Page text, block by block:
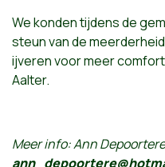
We konden tijdens de
steun van de
ijveren voor meer
Aalter.
Meer info: Ann